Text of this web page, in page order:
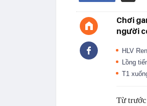
Chơi
người
HLV
Lồng
T1
Từ